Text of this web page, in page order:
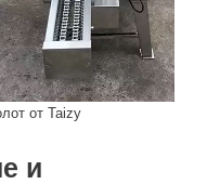
от Taizy
и